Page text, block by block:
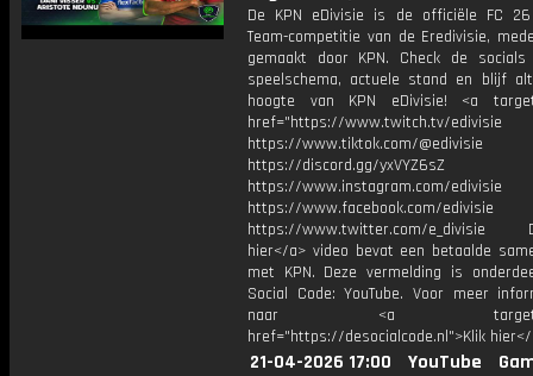
De KPN eDivisie is de officiële FC
Team-competitie van de Eredivisie,
gemaakt door KPN. Check de
speelschema, actuele stand en blijf
hoogte van KPN eDivisie! <a
href="https://www.twitch.tv/edivisie
https://www.tiktok.com/@edivisie
https://discord.gg/yxVYZ6sZ
https://www.instagram.com/edivisie
https://www.facebook.com/edivisie
https://www.twitter.com/e_divisie
hier</a> video bevat een betaalde
met KPN. Deze vermelding is
Social Code: YouTube. Voor meer
naar <a
href="https://desocialcode.nl">Klik
21-04-2026 17:00 YouTube